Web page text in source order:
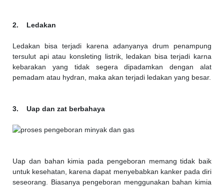
2. Ledakan
Ledakan bisa terjadi karena adanyanya drum penampung
tersulut api atau konsleting listrik, ledakan bisa terjadi karna
kebarakan yang tidak segera dipadamkan dengan alat
pemadam atau hydran, maka akan terjadi ledakan yang besar.
3. Uap dan zat berbahaya
Uap dan bahan kimia pada pengeboran memang tidak baik
untuk kesehatan, karena dapat menyebabkan kanker pada diri
seseorang. Biasanya pengeboran menggunakan bahan kimia